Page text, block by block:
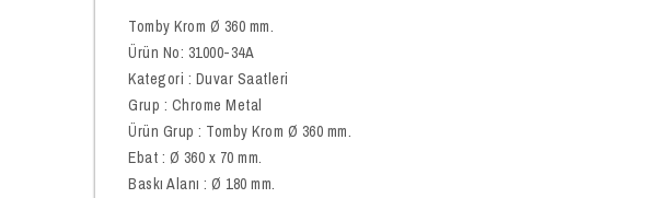
Tomby Krom Ø 360 mm.
Ürün No: 31000-34A
Kategori : Duvar Saatleri
Grup : Chrome Metal
Ürün Grup : Tomby Krom Ø 360 mm.
Ebat : Ø 360 x 70 mm.
Baskı Alanı : Ø 180 mm.